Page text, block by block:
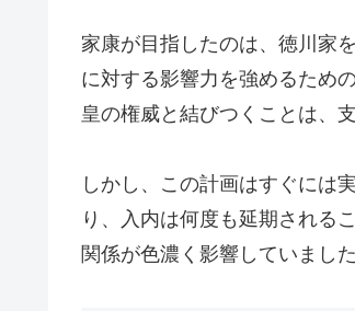
家康が目指したのは、徳川家
に対する影響力を強めるため
皇の権威と結びつくことは、
しかし、この計画はすぐには
り、入内は何度も延期される
関係が色濃く影響していました